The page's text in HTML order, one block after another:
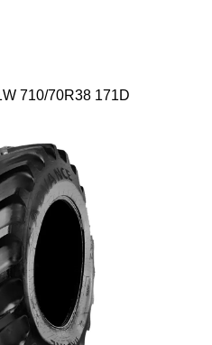
710/70R38 171D